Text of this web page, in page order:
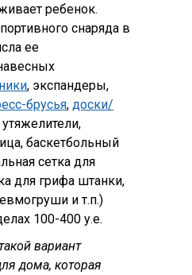
ребенок.
снаряда в
ее
, экспандеры,
брусья, доски/
утяжелители,
баскетбольный
сетка для
для грифа штанки,
и т.п.)
100-400 у.е.
вариант
дома, которая